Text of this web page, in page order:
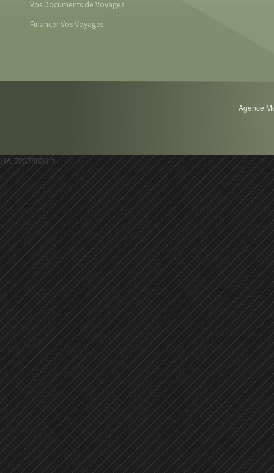
Vos Documents de Voyages
Financer Vos Voyages
Agence
UA-72378830-1